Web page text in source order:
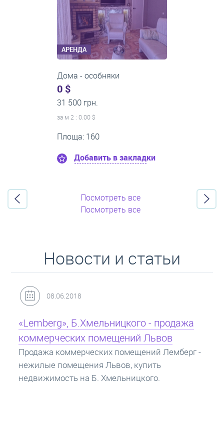
АРЕНДА
1-комнатные квартиры
0 $
21 500 грн.
за м 2 : 0.00 $
Этаж:8
Посмотреть все
Посмотреть все
Новости и статьи
31.05.2018
Кредит под залог недвижимости:
ипотека
Ипотека на квартиру - кредит на жилье под
залог недвижимости. Купить в ипотеку - что
нужно знать? Консультация от Экспертов об